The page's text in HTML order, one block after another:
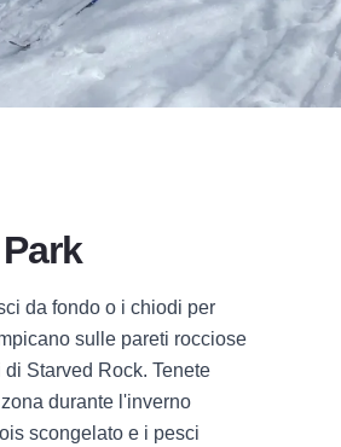
da fondo o i chiodi per
sulle pareti rocciose
Starved Rock. Tenete
durante l'inverno
scongelato e i pesci